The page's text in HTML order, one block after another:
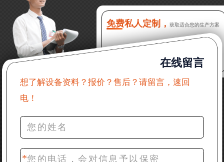
16分钟前 程先生：破碎生产线出个方案及报价，有什
么售后服务？
22分钟前 郑女士：想了解时产500吨锤破，加工石灰石
31分钟前 吴先生：成套石头破碎设备有吗？给个详细
产品资料
36分钟前 罗先生：每小时100吨左右的鄂破和反击破，
42分钟前 梁先生：膨润土磨到200目，用什么磨粉设
备？
免费私人定制， 获取适合您的生产方案
在线留言
想了解设备资料？报价？售后？请留言，速回
电！